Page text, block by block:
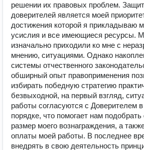
решении их правовых проблем.
доверителей является моей
достижения которой я прикладываю
усислия и все имеющиеся ресурсы.
изначально приходили ко мне с
мнению, ситуациями. Однако
системы отчественного
обширный опыт правоприменения
избирать победную стратегию
безвыходной, на первый взгляд,
работы согласуются с Доверителем
порядке, что помогает нам
размер моего вознаграждения, а
оплаты моей работы. В последнее
внедрять в свою деятельность